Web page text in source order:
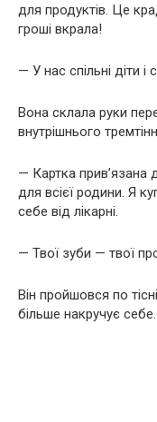
для продуктів. Це
гроші вкрала!
— У нас спільні діти
Вона склала руки
внутрішнього
— Картка прив’язана
для всієї родини. Я
себе від лікарні.
— Твої зуби — твої
Він пройшовся по
більше накручує себе.